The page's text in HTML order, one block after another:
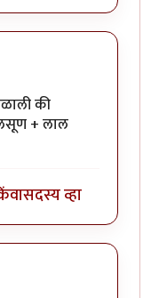
की
+ लाल
सदस्य व्हा